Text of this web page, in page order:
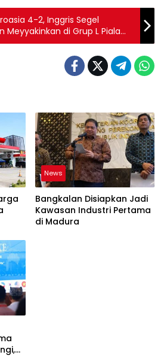
4-2, Inggris Segel
Meyyakinkan di Grup L Piala
News
Bangkalan Disiapkan Jadi
Kawasan Industri Pertama
di Madura